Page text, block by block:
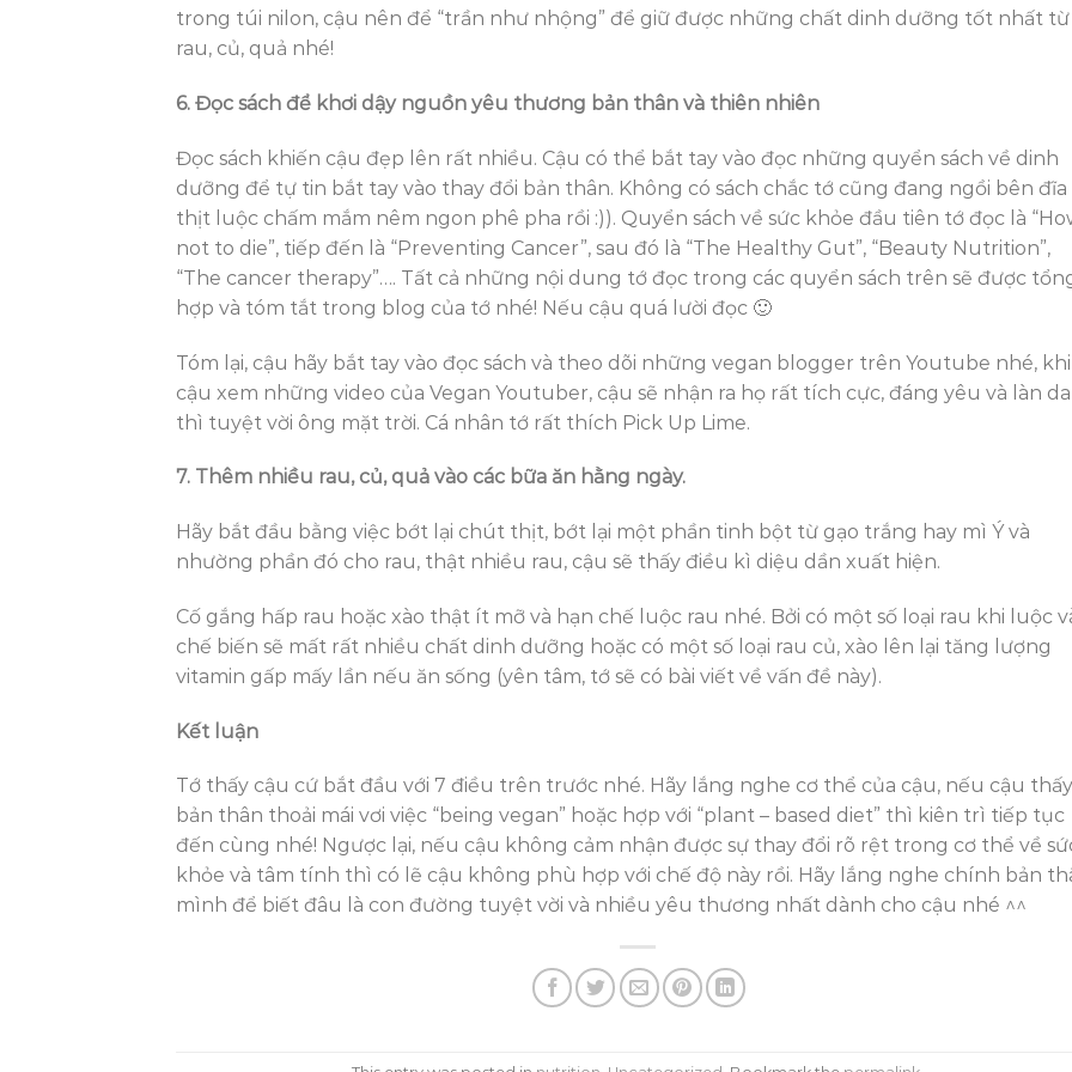
trong túi nilon, cậu nên để “trần như nhộng” để giữ được những chất dinh dưỡng tốt nhất từ
rau, củ, quả nhé!
6. Đọc sách để khơi dậy nguồn yêu thương bản thân và thiên nhiên
Đọc sách khiến cậu đẹp lên rất nhiều. Cậu có thể bắt tay vào đọc những quyển sách về dinh
dưỡng để tự tin bắt tay vào thay đổi bản thân. Không có sách chắc tớ cũng đang ngồi bên đĩa
thịt luộc chấm mắm nêm ngon phê pha rồi :)). Quyển sách về sức khỏe đầu tiên tớ đọc là
not to die”, tiếp đến là “Preventing Cancer”, sau đó là “The Healthy Gut”, “Beauty Nutrition”,
“The cancer therapy”…. Tất cả những nội dung tớ đọc trong các quyển sách trên sẽ được
hợp và tóm tắt trong blog của tớ nhé! Nếu cậu quá lười đọc 🙂
Tóm lại, cậu hãy bắt tay vào đọc sách và theo dõi những vegan blogger trên Youtube nhé, khi
cậu xem những video của Vegan Youtuber, cậu sẽ nhận ra họ rất tích cực, đáng yêu và làn da
thì tuyệt vời ông mặt trời. Cá nhân tớ rất thích Pick Up Lime.
7. Thêm nhiều rau, củ, quả vào các bữa ăn hằng ngày.
Hãy bắt đầu bằng việc bớt lại chút thịt, bớt lại một phần tinh bột từ gạo trắng hay mì Ý và
nhường phần đó cho rau, thật nhiều rau, cậu sẽ thấy điều kì diệu dần xuất hiện.
Cố gắng hấp rau hoặc xào thật ít mỡ và hạn chế luộc rau nhé. Bởi có một số loại rau khi luộc
chế biến sẽ mất rất nhiều chất dinh dưỡng hoặc có một số loại rau củ, xào lên lại tăng lượng
vitamin gấp mấy lần nếu ăn sống (yên tâm, tớ sẽ có bài viết về vấn đề này).
Kết luận
Tớ thấy cậu cứ bắt đầu với 7 điều trên trước nhé. Hãy lắng nghe cơ thể của cậu, nếu cậu thấy
bản thân thoải mái vơi việc “being vegan” hoặc hợp với “plant – based diet” thì kiên trì tiếp tục
đến cùng nhé! Ngược lại, nếu cậu không cảm nhận được sự thay đổi rõ rệt trong cơ thể về
khỏe và tâm tính thì có lẽ cậu không phù hợp với chế độ này rồi. Hãy lắng nghe chính bản
mình để biết đâu là con đường tuyệt vời và nhiều yêu thương nhất dành cho cậu nhé ^^